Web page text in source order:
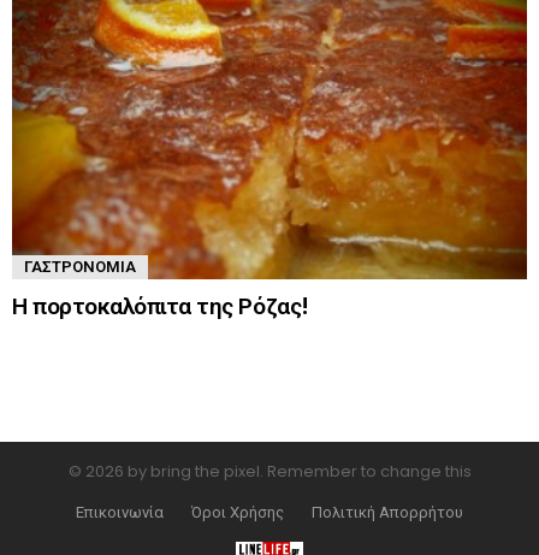
ΓΑΣΤΡΟΝΟΜΊΑ
Η πορτοκαλόπιτα της Ρόζας!
© 2026 by bring the pixel. Remember to change this
Επικοινωνία
Όροι Χρήσης Πολιτική Απορρήτου